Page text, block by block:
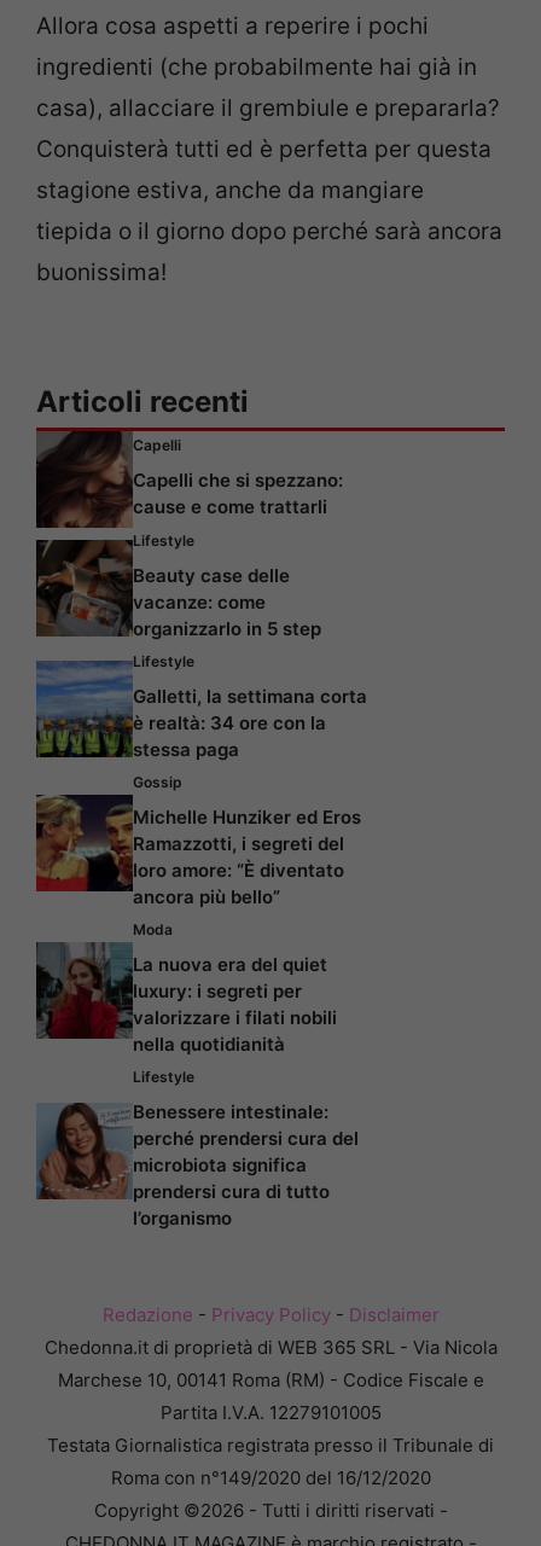
Allora cosa aspetti a reperire i pochi
ingredienti (che probabilmente hai già in
casa), allacciare il grembiule e prepararla?
Conquisterà tutti ed è perfetta per questa
stagione estiva, anche da mangiare
tiepida o il giorno dopo perché sarà ancora
buonissima!
Articoli recenti
Capelli
Capelli che si spezzano:
cause e come trattarli
Lifestyle
Beauty case delle
vacanze: come
organizzarlo in 5 step
Lifestyle
Galletti, la settimana corta
è realtà: 34 ore con la
stessa paga
Gossip
Michelle Hunziker ed Eros
Ramazzotti, i segreti del
loro amore: “È diventato
ancora più bello”
Moda
La nuova era del quiet
luxury: i segreti per
valorizzare i filati nobili
nella quotidianità
Lifestyle
Benessere intestinale:
perché prendersi cura del
microbiota significa
prendersi cura di tutto
l’organismo
Redazione - Privacy Policy- Disclaimer
Chedonna.it di proprietà di WEB 365 SRL - Via Nicola
Marchese 10, 00141 Roma (RM) - Codice Fiscale e
Partita I.V.A. 12279101005
Testata Giornalistica registrata presso il Tribunale di
Roma con n°149/2020 del 16/12/2020
Copyright ©2026 - Tutti i diritti riservati -